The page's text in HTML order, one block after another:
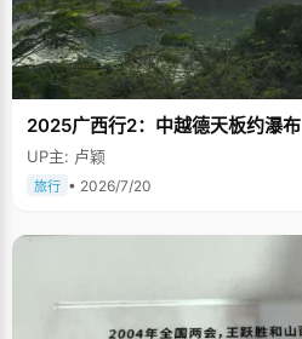
2025广西行2：中越德天板约瀑布
UP主: 卢颖
旅行 • 2026/7/20